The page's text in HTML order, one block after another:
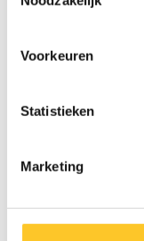
Voorkeuren
Statistieken
Marketing